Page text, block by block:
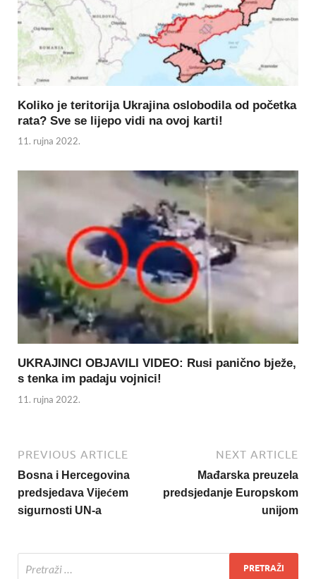
Koliko je teritorija Ukrajina oslobodila od početka
rata? Sve se lijepo vidi na ovoj karti!
11. rujna 2022.
UKRAJINCI OBJAVILI VIDEO: Rusi panično bježe,
s tenka im padaju vojnici!
11. rujna 2022.
PREVIOUS ARTICLE
Bosna i Hercegovina
predsjedava Vijećem
sigurnosti UN-a
NEXT ARTICLE
Mađarska preuzela
predsjedanje Europskom
unijom